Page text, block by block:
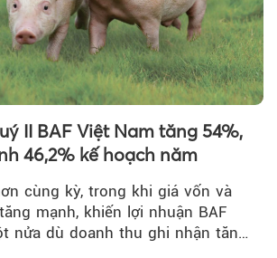
II BAF Việt Nam tăng 54%,
46,2% kế hoạch năm
cùng kỳ, trong khi giá vốn và
mạnh, khiến lợi nhuận BAF
nửa dù doanh thu ghi nhận tăng